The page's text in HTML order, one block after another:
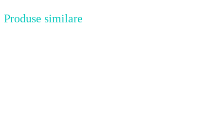
Produse similare